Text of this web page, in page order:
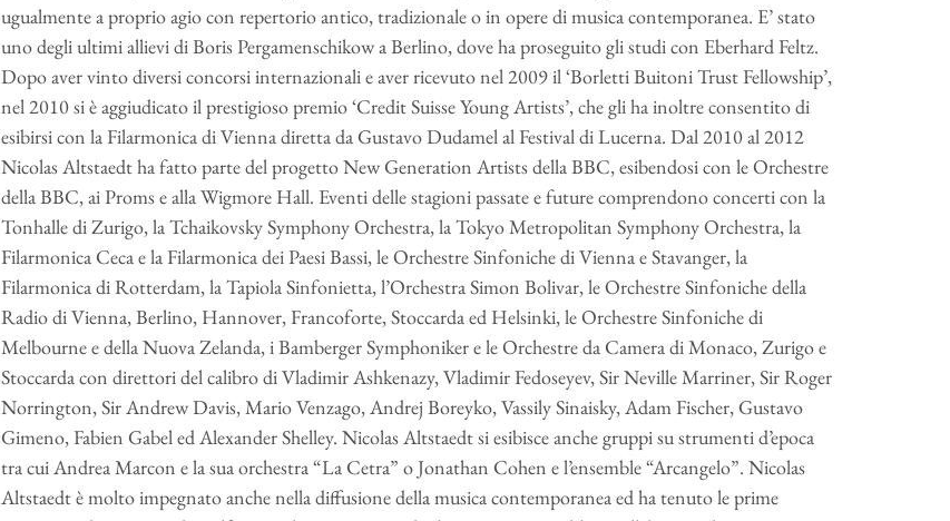
ugualmente a proprio agio con repertorio antico, tradizionale o in opere di musica contemporanea. E’ stato
uno degli ultimi allievi di Boris Pergamenschikow a Berlino, dove ha proseguito gli studi con Eberhard Feltz.
Dopo aver vinto diversi concorsi internazionali e aver ricevuto nel 2009 il ‘Borletti Buitoni Trust Fellowship’,
nel 2010 si è aggiudicato il prestigioso premio ‘Credit Suisse Young Artists’, che gli ha inoltre consentito di
esibirsi con la Filarmonica di Vienna diretta da Gustavo Dudamel al Festival di Lucerna. Dal 2010 al 2012
Nicolas Altstaedt ha fatto parte del progetto New Generation Artists della BBC, esibendosi con le Orchestre
della BBC, ai Proms e alla Wigmore Hall. Eventi delle stagioni passate e future comprendono concerti con la
Tonhalle di Zurigo, la Tchaikovsky Symphony Orchestra, la Tokyo Metropolitan Symphony Orchestra, la
Filarmonica Ceca e la Filarmonica dei Paesi Bassi, le Orchestre Sinfoniche di Vienna e Stavanger, la
Filarmonica di Rotterdam, la Tapiola Sinfonietta, l’Orchestra Simon Bolivar, le Orchestre Sinfoniche della
Radio di Vienna, Berlino, Hannover, Francoforte, Stoccarda ed Helsinki, le Orchestre Sinfoniche di
Melbourne e della Nuova Zelanda, i Bamberger Symphoniker e le Orchestre da Camera di Monaco, Zurigo e
Stoccarda con direttori del calibro di Vladimir Ashkenazy, Vladimir Fedoseyev, Sir Neville Marriner, Sir Roger
Norrington, Sir Andrew Davis, Mario Venzago, Andrej Boreyko, Vassily Sinaisky, Adam Fischer, Gustavo
Gimeno, Fabien Gabel ed Alexander Shelley. Nicolas Altstaedt si esibisce anche gruppi su strumenti d’epoca
tra cui Andrea Marcon e la sua orchestra “La Cetra” o Jonathan Cohen e l’ensemble “Arcangelo”. Nicolas
Altstaedt è molto impegnato anche nella diffusione della musica contemporanea ed ha tenuto le prime